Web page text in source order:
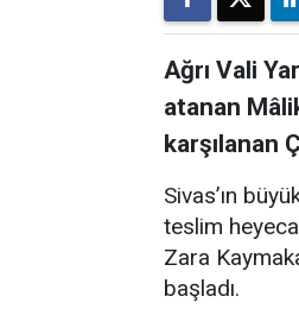
Ağrı Vali
atanan
karşılanan
Sivas’ın
teslim
Zara
başladı.